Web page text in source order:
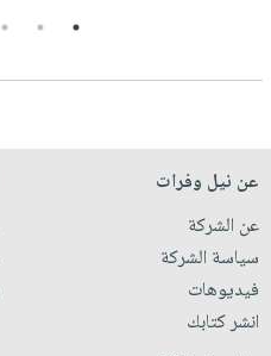
1
2
3
عن نيل وفرات
عن الشركة
سياسة الشركة
فيديوهات
انشر كتابك